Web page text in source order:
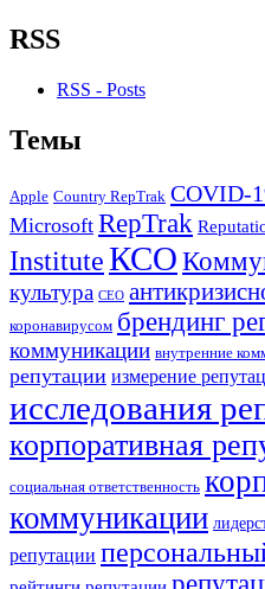
RSS
RSS - Posts
Темы
Apple Country RepTrak COVID-
Microsoft RepTrak
InstituteКСО
культура СЕО
коронавирусом брендинг
коммуникации внутренние
репутации измерение
исследования
корпоративная
социальная ответственность
коммуникации
репутации